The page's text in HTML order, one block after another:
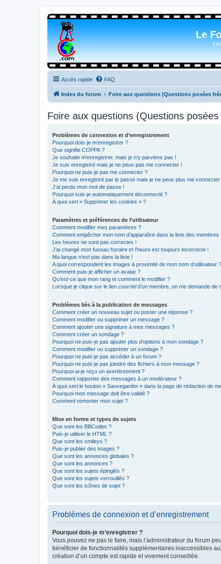
Le
Accès rapide FAQ
Index du forum Foire aux questions (Questions posées
Foire aux questions (Questions
Problèmes de connexion et d’enregistrement
Pourquoi dois-je m’enregistrer ?
Que signifie COPPA ?
Je souhaite m’enregistrer, mais je n’y parviens pas !
Je suis enregistré mais je ne peux pas me connecter !
Pourquoi ne puis-je pas me connecter ?
Je me suis enregistré par le passé mais je ne peux plus me connecter
J’ai perdu mon mot de passe !
Pourquoi suis-je automatiquement déconnecté ?
À quoi sert « Supprimer les cookies » ?
Paramètres et préférences de l’utilisateur
Comment modifier mes paramètres ?
Comment empêcher mon nom d’apparaître dans la liste des
Les heures ne sont pas correctes !
J’ai changé mon fuseau horaire et l’heure est toujours incorrecte !
Ma langue n’est pas dans la liste !
A quoi correspondent les images à proximité de mon nom d’utilisateur ?
Comment puis-je afficher un avatar ?
Qu’est-ce que mon rang et comment le modifier ?
Lorsque je clique sur le lien courrield’un membre, on me demande de
Problèmes liés à la publication de messages
Comment créer un nouveau sujet ou poster une réponse ?
Comment modifier ou supprimer un message ?
Comment ajouter une signature à mes messages ?
Comment créer un sondage ?
Pourquoi ne puis-je pas ajouter plus d’options à mon sondage ?
Comment modifier ou supprimer un sondage ?
Pourquoi ne puis-je pas accéder à un forum ?
Pourquoi ne puis-je pas joindre des fichiers à mon message ?
Pourquoi ai-je reçu un avertissement ?
Comment rapporter des messages à un modérateur ?
À quoi sert le bouton « Sauvegarder » dans la page de rédaction de
Pourquoi mon message doit être validé ?
Comment remonter mon sujet ?
Mise en forme et types de sujets
Que sont les BBCodes ?
Puis-je utiliser le HTML ?
Que sont les smileys ?
Puis-je publier des images ?
Que sont les annonces globales ?
Que sont les annonces ?
Que sont les sujets épinglés ?
Que sont les sujets verrouillés ?
Que sont les icônes de sujet ?
Problèmes de connexion et d’enregistrement
Pourquoi dois-je m’enregistrer ?
Vous pouvez ne pas le faire, mais l’administrateur du forum
bénéficier de fonctionnalités supplémentaires inaccessibles
création d’un compte est rapide et vivement conseillée.